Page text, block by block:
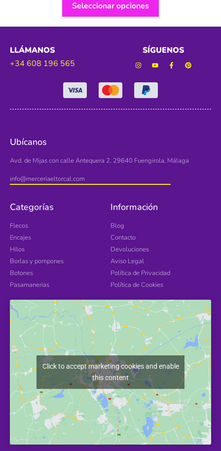
Seleccionar opciones
LLÁMANOS
+34 608 196 565
SÍGUENOS
Ubícanos
Avd. de Mijas con calle Antequera 2. 29640 Fuengirola, Málaga
info@merceriaeltorcal.com
Categorías
Flecos
Encajes
Hilos
Borlas y pompones
Botones
Pasamanerías
Información
Blog
Contacto
Devoluciones
Aviso Legal
Política de Privacidad
Política de Cookies
Click to accept marketing cookies and enable
this content